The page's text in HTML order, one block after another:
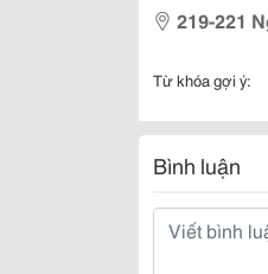
219-221
Từ khóa gợi ý:
Bình luận